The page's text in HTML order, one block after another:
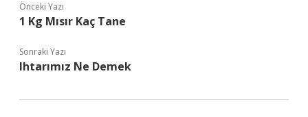
Önceki Yazı
1 Kg Mısır Kaç Tane
Sonraki Yazı
Ihtarımız Ne Demek